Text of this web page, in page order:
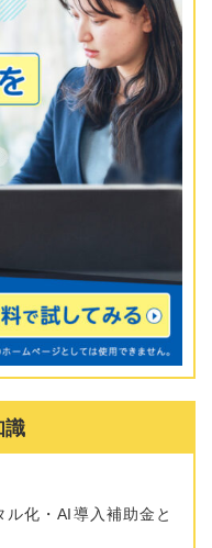
識
化・AI導入補助金と